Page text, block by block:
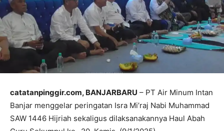
catatanpinggir.com, BANJARBARU – PT Air Minum Intan
Banjar menggelar peringatan Isra Mi’raj Nabi Muhammad
SAW 1446 Hijriah sekaligus dilaksanakannya Haul Abah